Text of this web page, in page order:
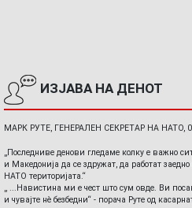
ИЗЈАВА НА ДЕНОТ
МАРК РУТЕ, ГЕНЕРАЛЕН СЕКРЕТАР НА НАТО,
„Последниве денови гледаме колку е важно
и Македонија да се здружат, да работат
НАТО територијата.“
„ ...Навистина ми е чест што сум овде. Ви
и чувајте нè безбедни“ - порача Руте од